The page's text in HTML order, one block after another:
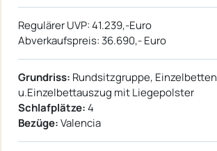
Regulärer UVP: 41.239,-Euro
Abverkaufspreis: 36.690,- Euro
Grundriss: Rundsitzgruppe, Einzelbetten
u.Einzelbettauszug mit Liegepolster
Schlafplätze:4
Bezüge:Valencia